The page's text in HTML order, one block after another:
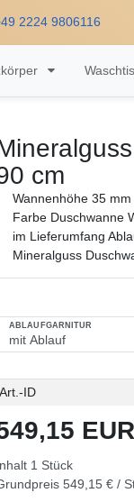
2224 9806116
cm
Wannenhöhe 35
Farbe Duschwanne
im Lieferumfang
Mineralguss
ABLAUFGARNITUR
Technisches
Wert
Art.-ID
EUR
1 Stück
549,15 € /